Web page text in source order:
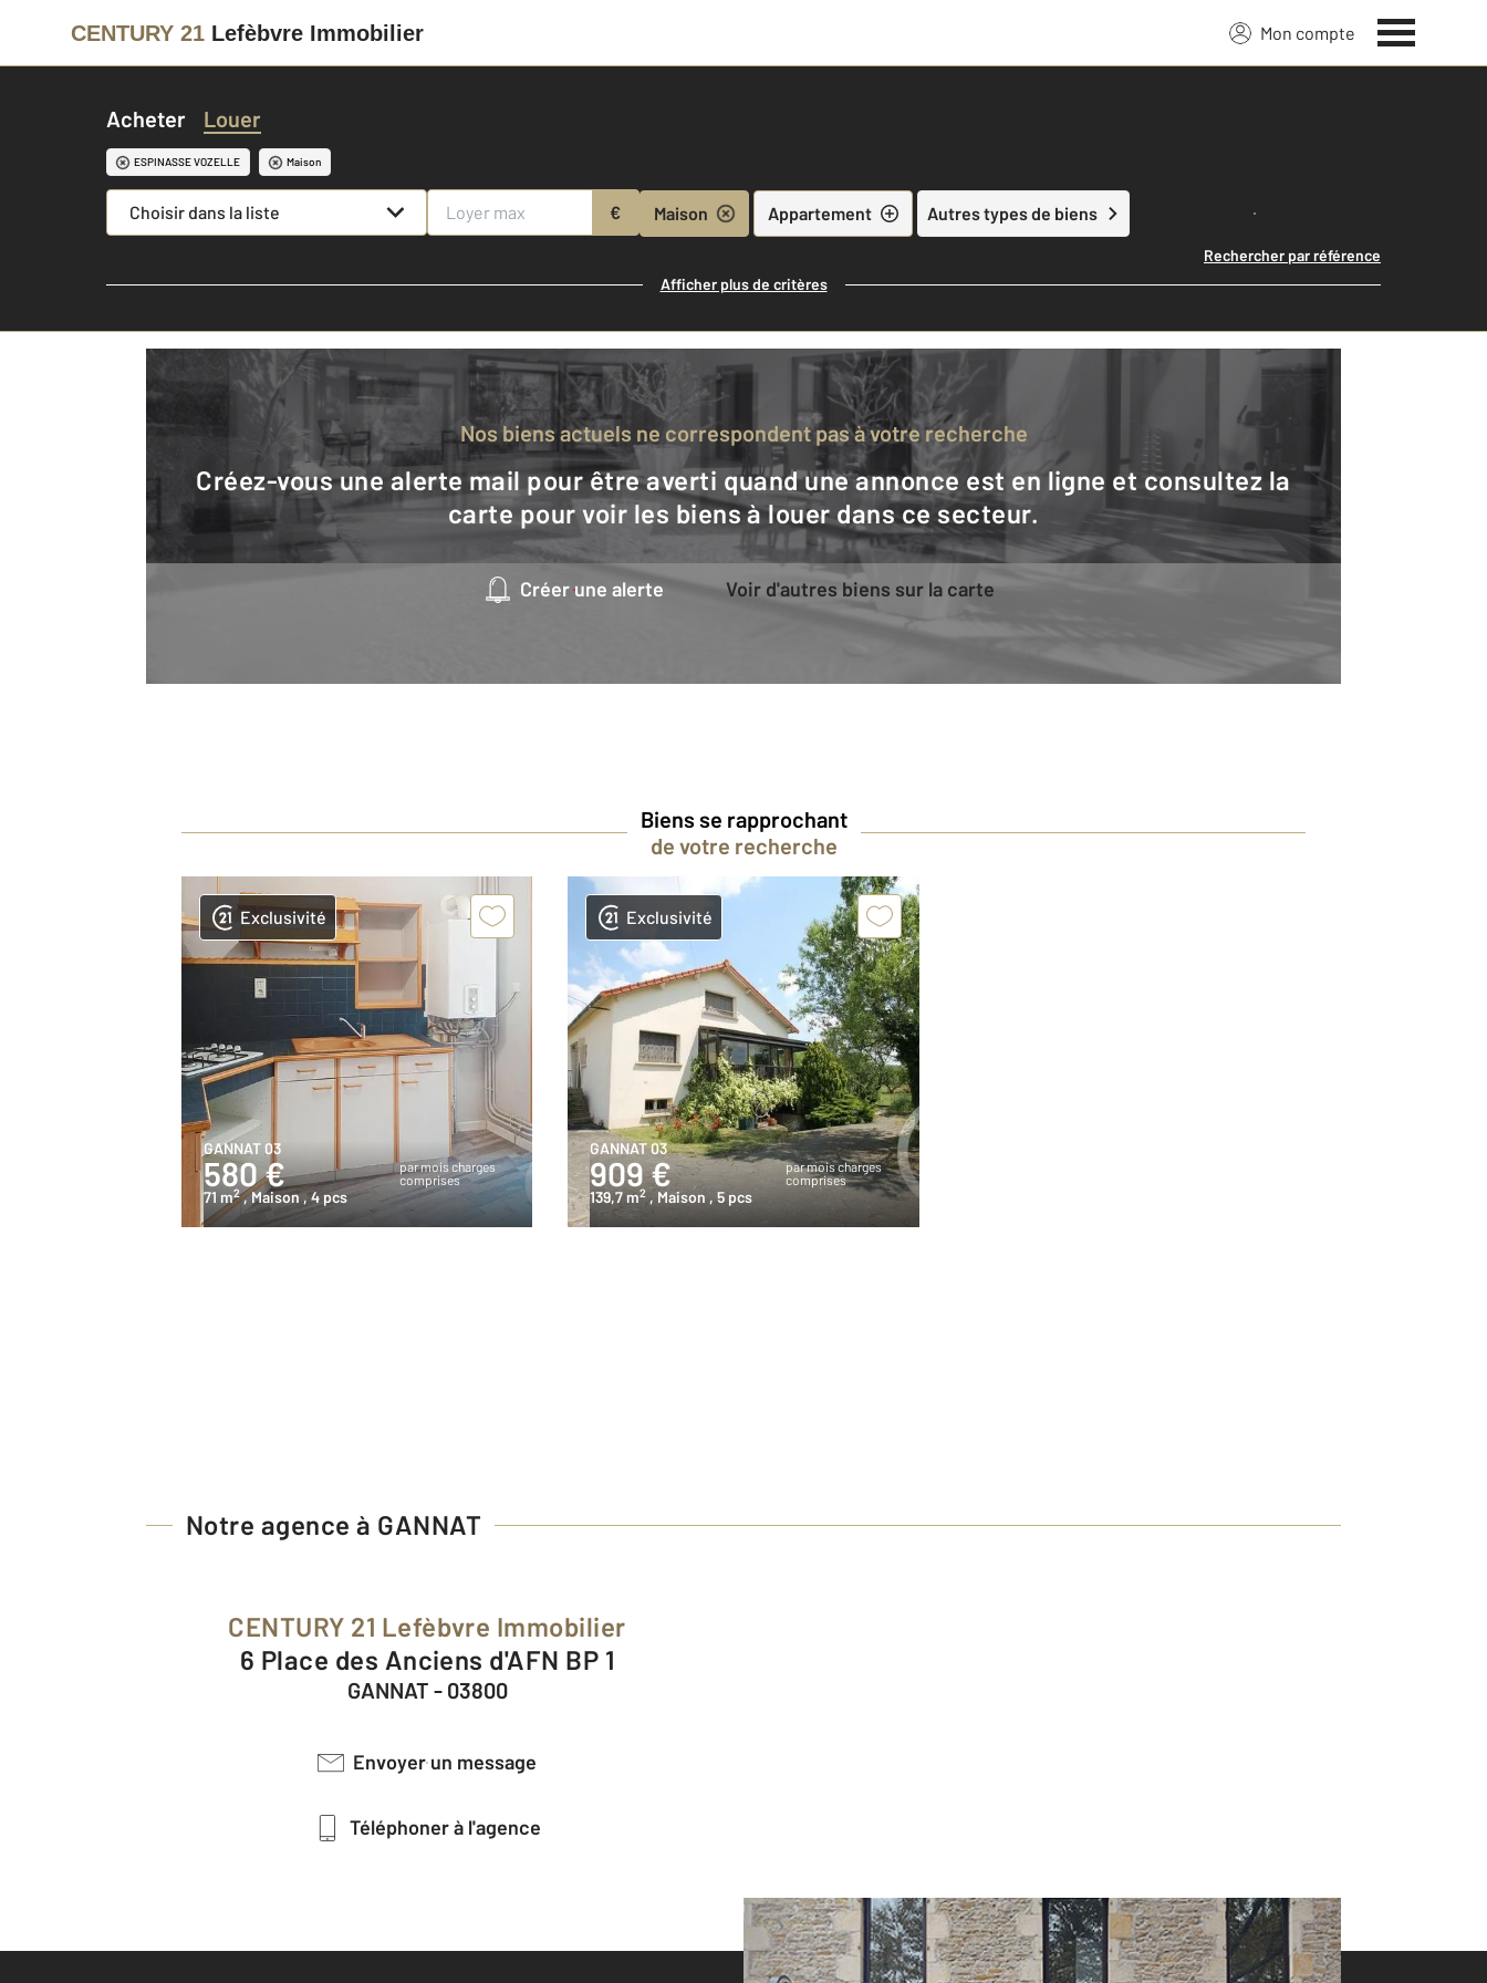
CENTURY 21 Lefèbvre Immobilier Mon compte
Acheter Louer
ESPINASSE VOZELLE Maison
Choisir dans la liste € Maison Appartement Autres types de biens Lancer ma recherche
Rechercher par référence
Afficher plus de critères
Nos biens actuels ne correspondent pas à votre recherche
Créez-vous une alerte mail pour être averti quand une annonce est en ligne et consultez la
carte pour voir les biens à louer dans ce secteur.
Créer une alerte Voir d'autres biens sur la carte
Biens se rapprochant
de votre recherche
Exclusivité
GANNAT 03
580 €
par mois charges
comprises
71 m2 , Maison , 4 pcs
Exclusivité
GANNAT 03
909 €
par mois charges
comprises
139,7 m2 , Maison , 5 pcs
Notre agence à GANNAT
CENTURY 21 Lefèbvre Immobilier
6 Place des Anciens d'AFN BP 1
GANNAT - 03800
Envoyer un message
Téléphoner à l'agence